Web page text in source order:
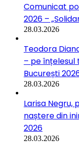
Comunicat
2026 –
28.03.2026
Teodora
– pe
București
28.03.2026
Larisa
naștere din
2026
28.03.2026